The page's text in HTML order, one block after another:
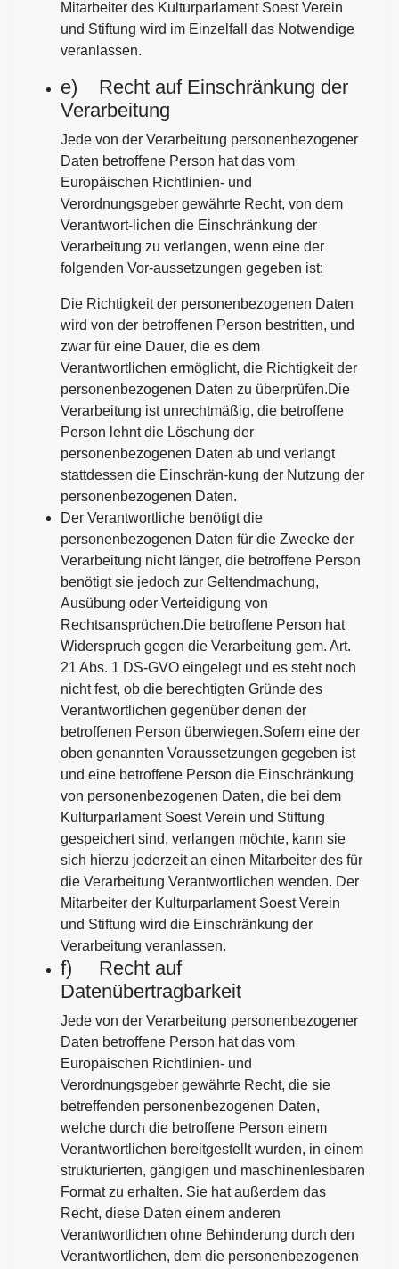
Mitarbeiter des Kulturparlament Soest Verein
und Stiftung wird im Einzelfall das Notwendige
veranlassen.
e) Recht auf Einschränkung der
Verarbeitung
Jede von der Verarbeitung personenbezogener
Daten betroffene Person hat das vom
Europäischen Richtlinien- und
Verordnungsgeber gewährte Recht, von dem
Verantwort-lichen die Einschränkung der
Verarbeitung zu verlangen, wenn eine der
folgenden Vor-aussetzungen gegeben ist:
Die Richtigkeit der personenbezogenen Daten
wird von der betroffenen Person bestritten, und
zwar für eine Dauer, die es dem
Verantwortlichen ermöglicht, die Richtigkeit der
personenbezogenen Daten zu überprüfen.Die
Verarbeitung ist unrechtmäßig, die betroffene
Person lehnt die Löschung der
personenbezogenen Daten ab und verlangt
stattdessen die Einschrän-kung der Nutzung der
personenbezogenen Daten.
Der Verantwortliche benötigt die
personenbezogenen Daten für die Zwecke der
Verarbeitung nicht länger, die betroffene Person
benötigt sie jedoch zur Geltendmachung,
Ausübung oder Verteidigung von
Rechtsansprüchen.Die betroffene Person hat
Widerspruch gegen die Verarbeitung gem. Art.
21 Abs. 1 DS-GVO eingelegt und es steht noch
nicht fest, ob die berechtigten Gründe des
Verantwortlichen gegenüber denen der
betroffenen Person überwiegen.Sofern eine der
oben genannten Voraussetzungen gegeben ist
und eine betroffene Person die Einschränkung
von personenbezogenen Daten, die bei dem
Kulturparlament Soest Verein und Stiftung
gespeichert sind, verlangen möchte, kann sie
sich hierzu jederzeit an einen Mitarbeiter des für
die Verarbeitung Verantwortlichen wenden. Der
Mitarbeiter der Kulturparlament Soest Verein
und Stiftung wird die Einschränkung der
Verarbeitung veranlassen.
f) Recht auf
Datenübertragbarkeit
Jede von der Verarbeitung personenbezogener
Daten betroffene Person hat das vom
Europäischen Richtlinien- und
Verordnungsgeber gewährte Recht, die sie
betreffenden personenbezogenen Daten,
welche durch die betroffene Person einem
Verantwortlichen bereitgestellt wurden, in einem
strukturierten, gängigen und maschinenlesbaren
Format zu erhalten. Sie hat außerdem das
Recht, diese Daten einem anderen
Verantwortlichen ohne Behinderung durch den
Verantwortlichen, dem die personenbezogenen